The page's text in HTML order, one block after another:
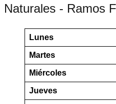
Naturales - Ramos
Lunes
Martes
Miércoles
Jueves